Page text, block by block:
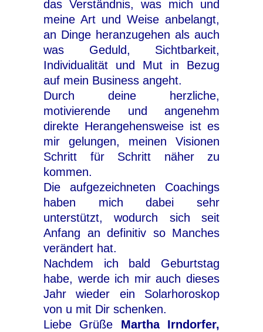
das Verständnis, was mich und
meine Art und Weise anbelangt,
an Dinge heranzugehen als auch
was Geduld, Sichtbarkeit,
Individualität und Mut in Bezug
auf mein Business angeht.
Durch deine herzliche,
motivierende und angenehm
direkte Herangehensweise ist es
mir gelungen, meinen Visionen
Schritt für Schritt näher zu
kommen.
Die aufgezeichneten Coachings
haben mich dabei sehr
unterstützt, wodurch sich seit
Anfang an definitiv so Manches
verändert hat.
Nachdem ich bald Geburtstag
habe, werde ich mir auch dieses
Jahr wieder ein Solarhoroskop
von u mit Dir schenken.
Liebe Grüße Martha Irndorfer,